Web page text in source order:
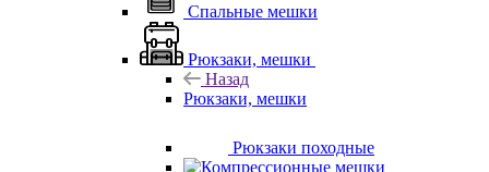
Спальные мешки
Рюкзаки, мешки
Назад
Рюкзаки, мешки
Рюкзаки походные